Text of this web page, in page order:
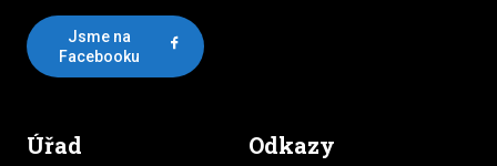
Jsme na
Facebooku
Úřad Odkazy